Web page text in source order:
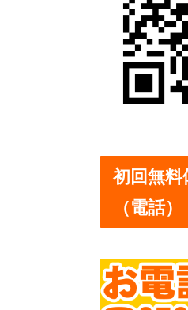
初回無
（電話）